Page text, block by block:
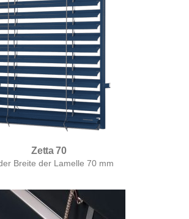
Zetta 70
Breite der Lamelle 70 mm